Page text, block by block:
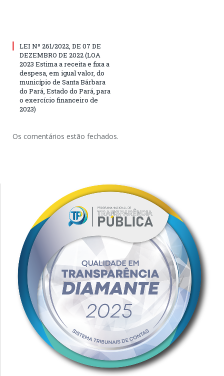
LEI Nº 261/2022, DE 07 DE
DEZEMBRO DE 2022 (LOA
2023 Estima a receita e fixa a
despesa, em igual valor, do
município de Santa Bárbara
do Pará, Estado do Pará, para
o exercício financeiro de
2023)
Os comentários estão fechados.